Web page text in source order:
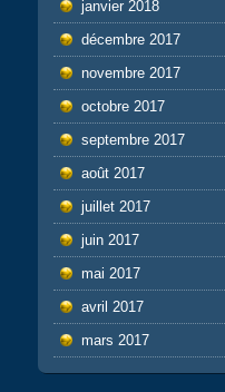
janvier 2018
décembre 2017
novembre 2017
octobre 2017
septembre 2017
août 2017
juillet 2017
juin 2017
mai 2017
avril 2017
mars 2017